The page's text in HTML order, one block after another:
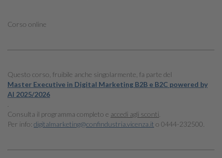
Corso online
Questo corso, fruibile anche singolarmente, fa parte del
Master Executive in Digital Marketing B2B e B2C powered by
AI 2025/2026
Consulta il programma completo e accedi agli sconti
Per info: digitalmarketing@confindustria.vicenza.it o 0444-232500.